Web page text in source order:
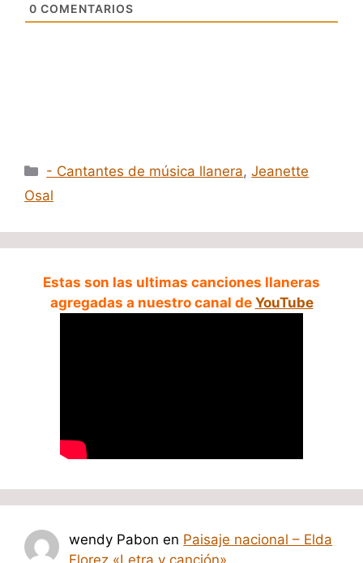
0 COMENTARIOS
Categorías
- Cantantes de música llanera,Jeanette
Osal
Estas son las ultimas canciones llaneras
agregadas a nuestro canal de YouTube
wendy Pabon en Paisaje nacional – Elda
Florez «Letra y canción»